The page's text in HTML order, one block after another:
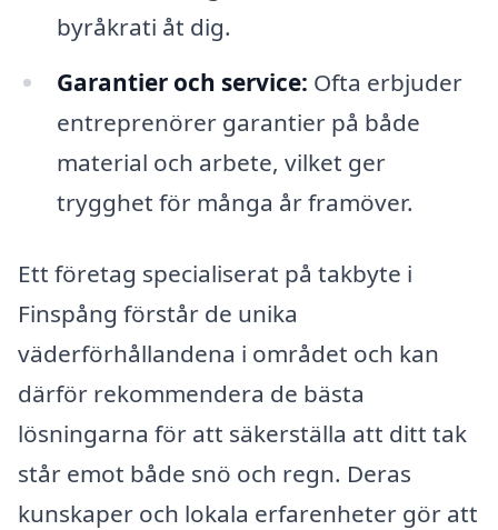
byråkrati åt dig.
Garantier och service: Ofta erbjuder
entreprenörer garantier på både
material och arbete, vilket ger
trygghet för många år framöver.
Ett företag specialiserat på takbyte i
Finspång förstår de unika
väderförhållandena i området och kan
därför rekommendera de bästa
lösningarna för att säkerställa att ditt tak
står emot både snö och regn. Deras
kunskaper och lokala erfarenheter gör att